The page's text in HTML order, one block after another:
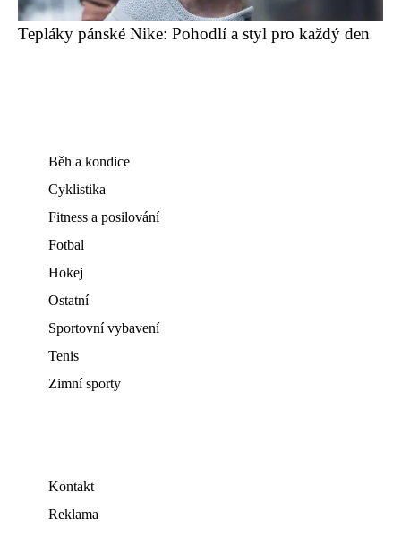
Tepláky pánské Nike: Pohodlí a styl pro každý den
Běh a kondice
Cyklistika
Fitness a posilování
Fotbal
Hokej
Ostatní
Sportovní vybavení
Tenis
Zimní sporty
Kontakt
Reklama